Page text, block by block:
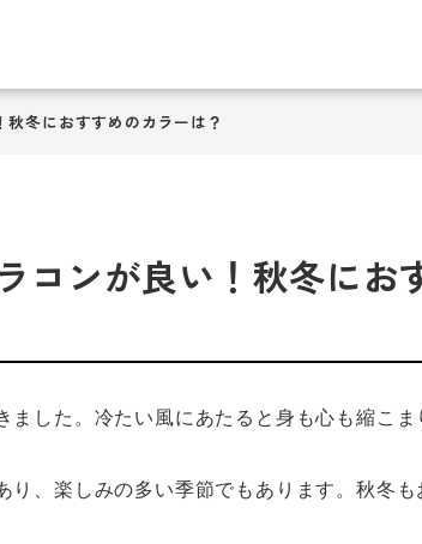
冬におすすめのカラーは？
コンが良い！秋冬にお
した。冷たい風にあたると身も心も縮こま
、楽しみの多い季節でもあります。秋冬